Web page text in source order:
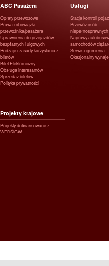
ABC Pasażera
Opłaty przewozowe
Prawa i obowiązki
przewoźnika/pasażera
Uprawnienia do przejazdów
bezpłatnych i ulgowych
Rodzaje i zasady korzystania z
biletów
Bilet Elektroniczny
Obsługa interesantów
Sprzedaż biletów
Polityka prywatności
Usługi
Stacja kontroli
Przewóz osób
niepełnosprawnych
Naprawy
samochodów
Serwis ogumienia
Okazjonalny
Projekty krajowe
Projekty dofinansowane z
WFOŚiGW